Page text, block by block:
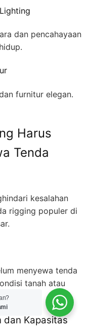
dan pencahayaan
furnitur elegan.
Harus
Tenda
kesalahan
rigging populer di
menyewa tenda
tanah atau
dan Kapasitas